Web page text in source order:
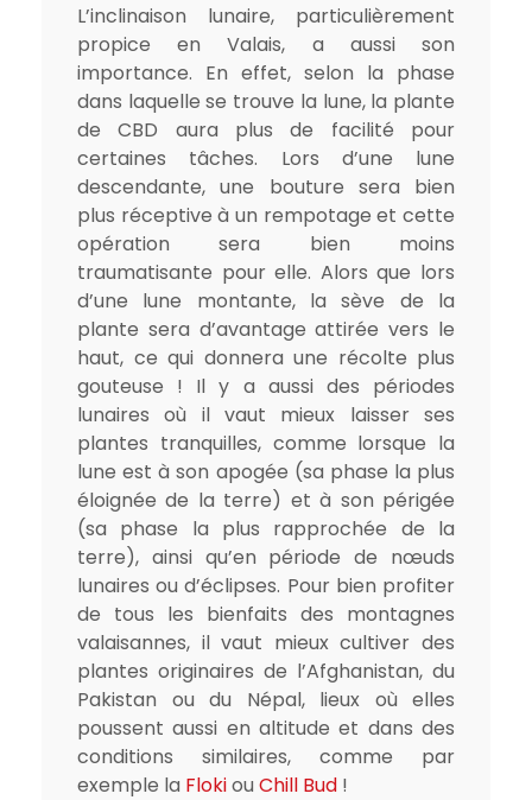
L’inclinaison lunaire, particulièrement
propice en Valais, a aussi son
importance. En effet, selon la phase
dans laquelle se trouve la lune, la plante
de CBD aura plus de facilité pour
certaines tâches. Lors d’une lune
descendante, une bouture sera bien
plus réceptive à un rempotage et cette
opération sera bien moins
traumatisante pour elle. Alors que lors
d’une lune montante, la sève de la
plante sera d’avantage attirée vers le
haut, ce qui donnera une récolte plus
gouteuse ! Il y a aussi des périodes
lunaires où il vaut mieux laisser ses
plantes tranquilles, comme lorsque la
lune est à son apogée (sa phase la plus
éloignée de la terre) et à son périgée
(sa phase la plus rapprochée de la
terre), ainsi qu’en période de nœuds
lunaires ou d’éclipses. Pour bien profiter
de tous les bienfaits des montagnes
valaisannes, il vaut mieux cultiver des
plantes originaires de l’Afghanistan, du
Pakistan ou du Népal, lieux où elles
poussent aussi en altitude et dans des
conditions similaires, comme par
exemple la Flokiou Chill Bud !